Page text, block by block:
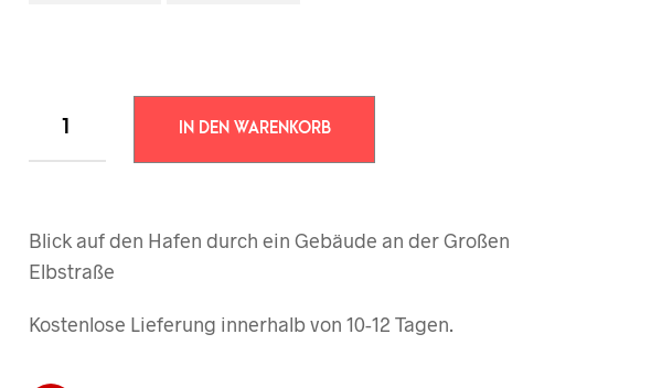
Dekorationsartikel gehören nicht zum Leistungsumfang.
IN DEN WARENKORB
Blick auf den Hafen durch ein Gebäude an der Großen
Elbstraße
Kostenlose Lieferung innerhalb von 10-12 Tagen.